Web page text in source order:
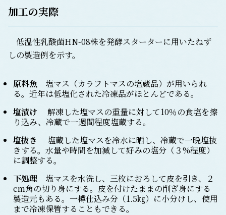
加工の実際
低温性乳酸菌HN-08株を発酵スターターに用いたねず
しの製造例を示す。
原料魚 塩マス（カラフトマスの塩蔵品）が用いられ
る。近年は低塩化された冷凍品がほとんどである。
塩漬け 解凍した塩マスの重量に対して10％の食塩を擦
り込み、冷蔵で一週間程度塩蔵する。
塩抜き
塩蔵した塩マスを冷水に晒し、冷蔵で一晩塩抜
きする。水量や時間を加減して好みの塩分（３%程度）
に調整する。
下処理 塩マスを水洗し、三枚におろして皮を引き、２
cm角の切り身にする。皮を付けたままの削ぎ身にする
製造元もある。一樽仕込み分（1.5㎏）に小分けし、使用
まで冷凍保管することもできる。